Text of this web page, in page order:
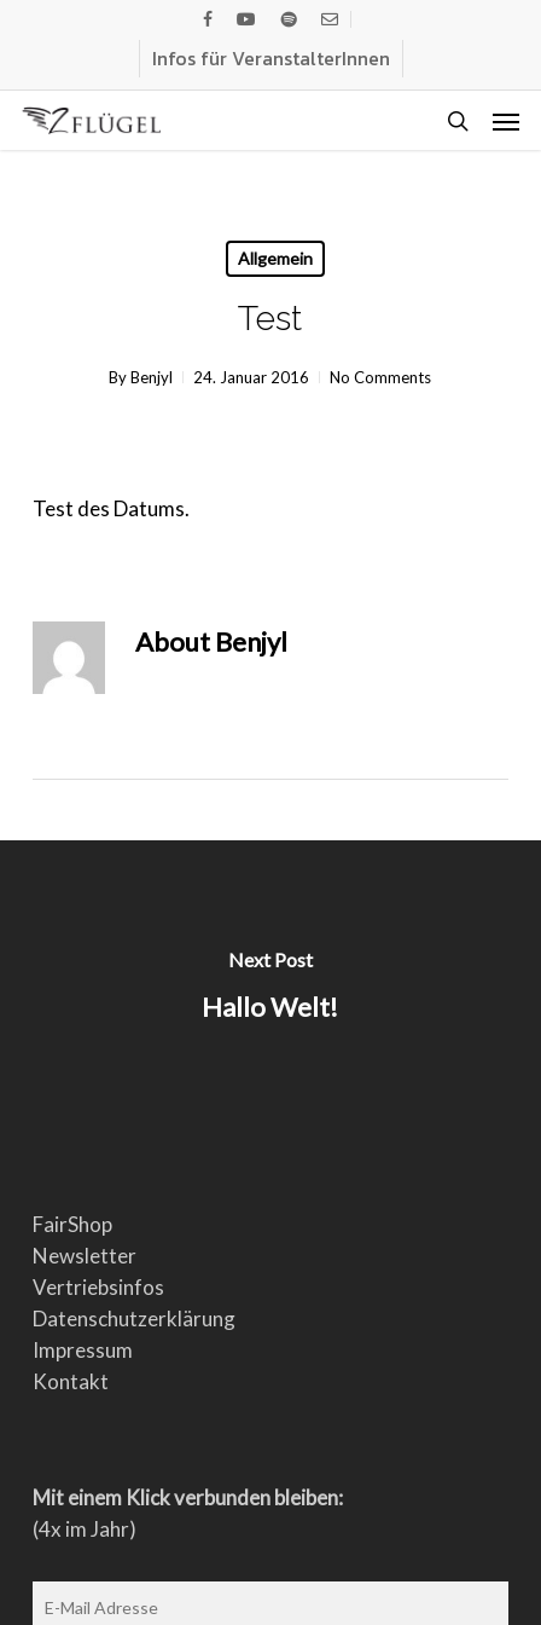
content
facebook
youtubespotifyemail
Infos für VeranstalterInnen
Allgemein
Test
By Benjyl 24. Januar 2016 No Comments
Test des Datums.
AboutBenjyl
Next Post
Hallo Welt!
FairShop
Newsletter
Vertriebsinfos
Datenschutzerklärung
Impressum
Kontakt
Mit einem Klick verbunden bleiben:
(4x im Jahr)